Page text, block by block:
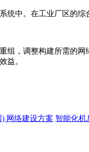
中。在工业厂区的
，调整构建所需的
益。
网络建设方案 智能化机